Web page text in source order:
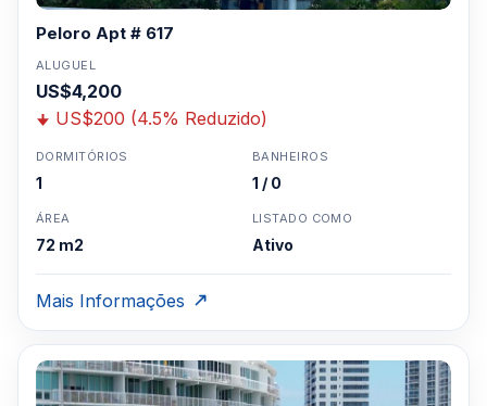
Peloro Apt # 617
ALUGUEL
US$4,200
US$200 (4.5% Reduzido)
DORMITÓRIOS
1
BANHEIROS
1 / 0
ÁREA
72 m2
LISTADO COMO
Ativo
Mais Informações